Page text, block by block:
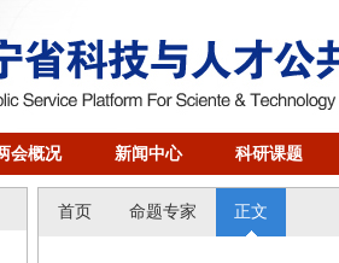
会概况 新闻中心 科研课题
首页 命题专家 正文